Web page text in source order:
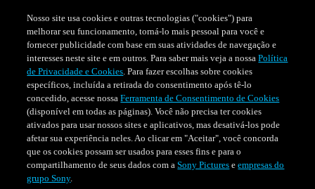
FILMESSÉRIESPROGRAMAÇÃO
Nosso site usa cookies e outras tecnologias ("cookies") para
melhorar seu funcionamento, torná-lo mais pessoal para você e
fornecer publicidade com base em suas atividades de navegação e
interesses neste site e em outros. Para saber mais veja a nossaPolítica
de Privacidade e Cookies. Para fazer escolhas sobre cookies
específicos, incluída a retirada do consentimento após tê-lo
concedido, acesse nossaFerramenta de Consentimento de Cookies
(disponível em todas as páginas). Você não precisa ter cookies
ativados para usar nossos sites e aplicativos, mas desativá-los pode
afetar sua experiência neles. Ao clicar em "Aceitar", você concorda
que os cookies possam ser usados para esses fins e para o
compartilhamento de seus dados com aSony Pictures eempresas do
grupo Sony.